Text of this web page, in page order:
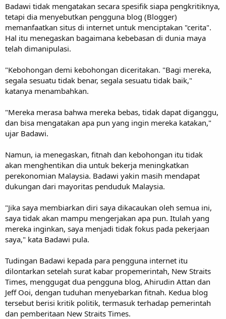
Badawi tidak mengatakan secara spesifik siapa pengkritiknya,
tetapi dia menyebutkan pengguna blog (Blogger)
memanfaatkan situs di internet untuk menciptakan "cerita".
Hal itu menegaskan bagaimana kebebasan di dunia maya
telah dimanipulasi.
"Kebohongan demi kebohongan diceritakan. "Bagi mereka,
segala sesuatu tidak benar, segala sesuatu tidak baik,"
katanya menambahkan.
"Mereka merasa bahwa mereka bebas, tidak dapat diganggu,
dan bisa mengatakan apa pun yang ingin mereka katakan,"
ujar Badawi.
Namun, ia menegaskan, fitnah dan kebohongan itu tidak
akan menghentikan dia untuk bekerja meningkatkan
perekonomian Malaysia. Badawi yakin masih mendapat
dukungan dari mayoritas penduduk Malaysia.
"Jika saya membiarkan diri saya dikacaukan oleh semua ini,
saya tidak akan mampu mengerjakan apa pun. Itulah yang
mereka inginkan, saya menjadi tidak fokus pada pekerjaan
saya," kata Badawi pula.
Tudingan Badawi kepada para pengguna internet itu
dilontarkan setelah surat kabar propemerintah, New Straits
Times, menggugat dua pengguna blog, Ahirudin Attan dan
Jeff Ooi, dengan tuduhan menyebarkan fitnah. Kedua blog
tersebut berisi kritik politik, termasuk terhadap pemerintah
dan pemberitaan New Straits Times.